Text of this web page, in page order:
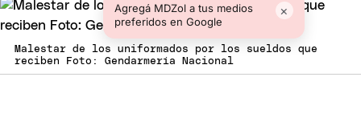
Agregá MDZol a tus medios
preferidos en Google
×
Malestar de los uniformados por los sueldos que
reciben Foto: Gendarmería Nacional